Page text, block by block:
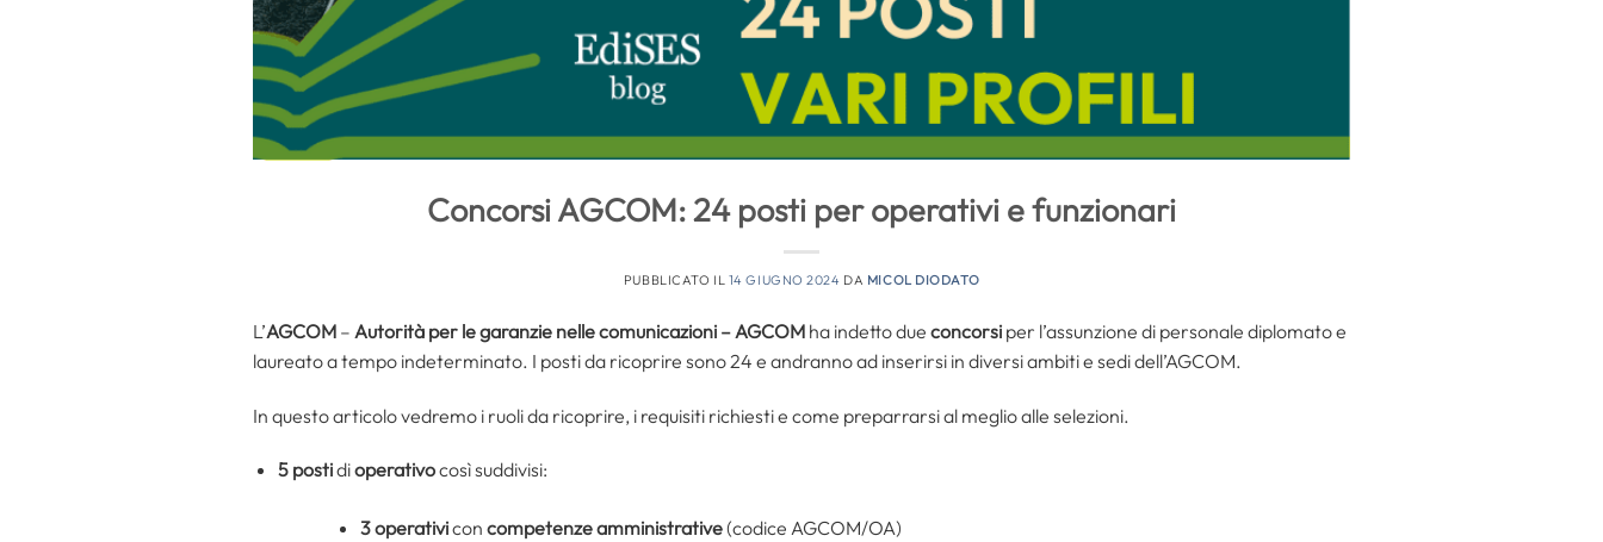
Concorsi AGCOM: 24 posti per operativi e funzionari
PUBBLICATO IL 14 GIUGNO 2024 DA MICOL DIODATO
L’AGCOM – Autorità per le garanzie nelle comunicazioni – AGCOM ha indetto due concorsi per l’assunzione di personale diplomato e
laureato a tempo indeterminato. I posti da ricoprire sono 24 e andranno ad inserirsi in diversi ambiti e sedi dell’AGCOM.
In questo articolo vedremo i ruoli da ricoprire, i requisiti richiesti e come preparrarsi al meglio alle selezioni.
5 postidioperativocosì suddivisi:
3 operativicon competenze amministrative(codice AGCOM/OA)